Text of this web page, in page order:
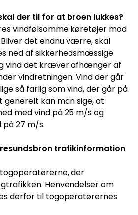
der til for at broen lukkes?
vindfølsomme køretøjer mod
det endnu værre, skal
ned af sikkerhedsmæssige
vind det kræver afhænger af
vindretningen. Vind der går
så farlig som vind, der går på
kan man sige, at
med vind på 25 m/s og
på 27 m/s.
trafikinformation
der
Henvendelser om
derfor til togoperatørernes